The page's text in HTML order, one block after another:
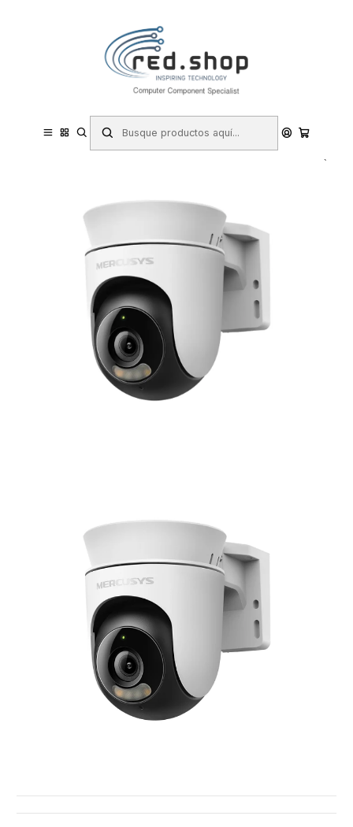
Haga Click Aqui
Hogar y Electrodomésticos Seguridad y Videovigilancia
Cámaras IP y Videovigilancia
Mercusys MC510 Camara WiFi Exterior 2K QHD - Vision Nocturna A
Color - Movimiento 360 Grados - Deteccion Inteligente - Color